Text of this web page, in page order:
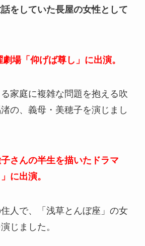
をしていた長屋の女性として
場「仰げば尊し」に出演。
家庭に複雑な問題を抱える吹
の、義母・美穂子を演じまし
さんの半生を描いたドラマ
に出演。
人で、「浅草とんぼ座」の女
じました。